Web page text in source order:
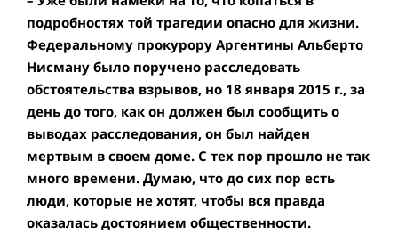
подробностях той трагедии опасно для жизни.
Федеральному прокурору Аргентины Альберто
Нисману было поручено расследовать
обстоятельства взрывов, но 18 января 2015 г., за
день до того, как он должен был сообщить о
выводах расследования, он был найден
мертвым в своем доме. С тех пор прошло не так
много времени. Думаю, что до сих пор есть
люди, которые не хотят, чтобы вся правда
оказалась достоянием общественности.